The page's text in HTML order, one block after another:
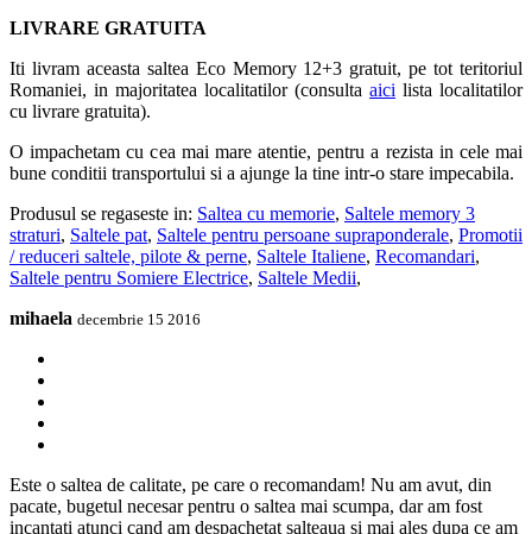
LIVRARE GRATUITA
Iti livram aceasta saltea Eco Memory 12+3 gratuit, pe tot teritoriul
Romaniei, in majoritatea localitatilor (consulta aici lista localitatilor
cu livrare gratuita).
O impachetam cu cea mai mare atentie, pentru a rezista in cele mai
bune conditii transportului si a ajunge la tine intr-o stare impecabila.
Produsul se regaseste in: Saltea cu memorie, Saltele memory 3
straturi, Saltele pat, Saltele pentru persoane supraponderale, Promotii
/ reduceri saltele, pilote & perne, Saltele Italiene, Recomandari,
Saltele pentru Somiere Electrice, Saltele Medii,
mihaela decembrie 15 2016
Este o saltea de calitate, pe care o recomandam! Nu am avut, din
pacate, bugetul necesar pentru o saltea mai scumpa, dar am fost
incantati atunci cand am despachetat salteaua si mai ales dupa ce am